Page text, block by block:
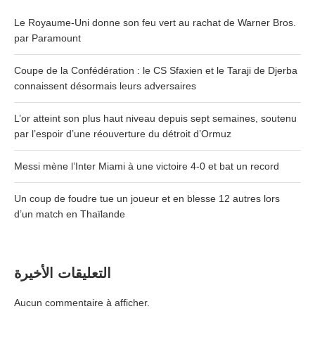
Le Royaume-Uni donne son feu vert au rachat de Warner Bros.
par Paramount
Coupe de la Confédération : le CS Sfaxien et le Taraji de Djerba
connaissent désormais leurs adversaires
L’or atteint son plus haut niveau depuis sept semaines, soutenu
par l’espoir d’une réouverture du détroit d’Ormuz
Messi mène l’Inter Miami à une victoire 4-0 et bat un record
Un coup de foudre tue un joueur et en blesse 12 autres lors
d’un match en Thaïlande
التعليقات الأخيرة
Aucun commentaire à afficher.